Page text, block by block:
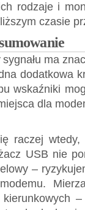
rodzaje i
czasie
sygnału ma
dodatkowa
wskaźniki
dla
raczej
USB nie
–